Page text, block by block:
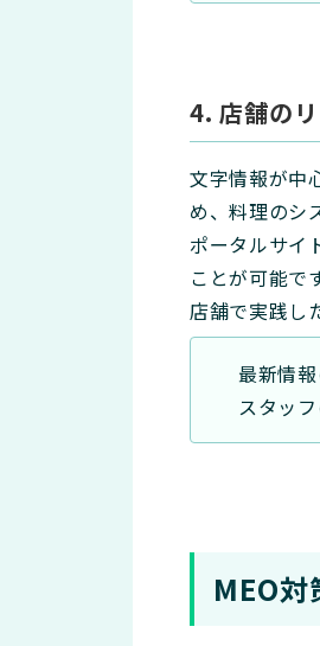
4. 店舗の
文字情報が中
め、料理のシ
ポータルサイ
ことが可能です
店舗で実践し
最新情
スタッ
MEO